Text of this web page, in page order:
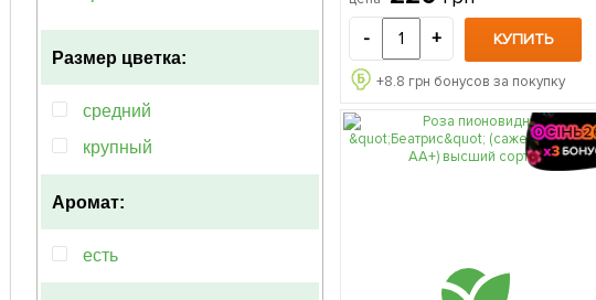
кремовый
лососевый
мультиколор
оранжевый
персиковый
пурпурный
розовый
фиолетовый
Размер цветка:
средний
крупный
Аромат:
есть
- + КУПИТЬ
+8.8 грн бонусов за покупку